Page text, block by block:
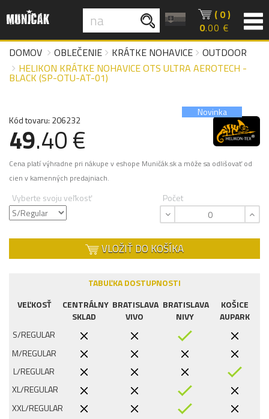
( 0 )
0.00 €
DOMOV
OBLEČENIE KRÁTKE NOHAVICE
OUTDOOR
HELIKON KRÁTKE NOHAVICE OTS ULTRA AEROTECH -
BLACK (SP-OTU-AT-01)
Novinka
Kód tovaru: 206232
49.40 €
Cena platí výhradne pri nákupe v eshope Muničák.sk a môže sa odlišovať od
cien v kamenných predajniach.
Vyberte svoju veľkosť Počet
VLOŽIŤ DO KOŠÍKA
TABUĽKA DOSTUPNOSTI
VEĽKOSŤ
CENTRÁLNY
SKLAD
BRATISLAVA
VIVO
BRATISLAVA
NIVY
KOŠICE
AUPARK
S/REGULAR
M/REGULAR
L/REGULAR
XL/REGULAR
XXL/REGULAR